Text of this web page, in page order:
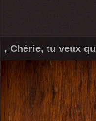
, Chérie, tu veux